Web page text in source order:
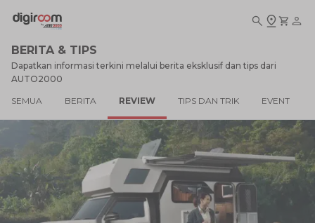
BERITA & TIPS
Dapatkan informasi terkini melalui berita eksklusif dan tips dari
AUTO2000
SEMUA BERITA REVIEW TIPS DAN TRIK EVENT